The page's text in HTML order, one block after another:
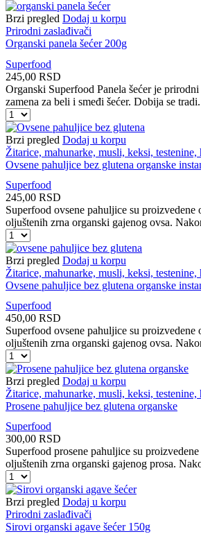
šećer
organski
400g
količina
Brzi pregled Dodaj u korpu
Prirodni zaslađivači
Organski panela šećer 200g
Superfood
245,00 RSD
Organski Superfood Panela šećer je
zamena za beli i smeđi šećer. Dobija se
Organski
panela
šećer
200g
količina
Brzi pregled Dodaj u korpu
Žitarice, mahunarke, musli, keksi, testenine,
Ovsene pahuljice bez glutena organske
Superfood
245,00 RSD
Superfood ovsene pahuljice su proizvedene
oljuštenih zrna organski gajenog ovsa.
Ovsene
pahuljice
bez
glutena
organske
200g
količina
Brzi pregled Dodaj u korpu
Žitarice, mahunarke, musli, keksi, testenine,
Ovsene pahuljice bez glutena organske
Superfood
450,00 RSD
Superfood ovsene pahuljice su proizvedene
oljuštenih zrna organski gajenog ovsa.
Ovsene
pahuljice
bez
glutena
organske
400g
količina
Brzi pregled Dodaj u korpu
Žitarice, mahunarke, musli, keksi, testenine,
Prosene pahuljice bez glutena organske
Superfood
300,00 RSD
Superfood prosene pahuljice su
oljuštenih zrna organski gajenog prosa.
Prosene
pahuljice
bez
glutena
organske
Brzi pregled Dodaj u korpu
Prirodni zaslađivači
Sirovi organski agave šećer 150g